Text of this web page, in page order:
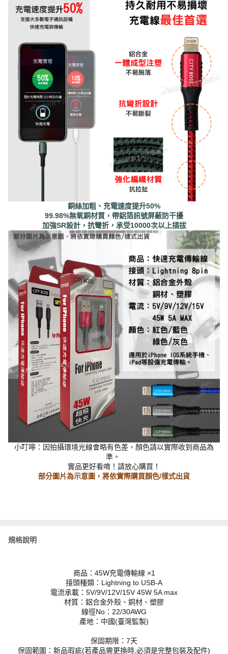
銅絲加粗、充電速度提升50%
99.98%無氧銅材質，帶鋁箔訊號屏蔽防干擾
加強SR設計，抗彎折，承受10000次以上插拔
小叮嚀：因拍攝環境光線會略有色差，顏色請以實際收到商品為
準。
實品更好看唷！請放心購買！
部分圖片為示意圖，將依實際購買顏色/樣式出貨
規格說明
商品：45W充電傳輸線 ×1
接頭種類：Lightning to USB-A
電流承載：5V/9V/12V/15V 45W 5A max
材質：鋁合金外殼、銅材、塑膠
線徑No：22/30AWG
產地：中國(臺灣監製)
保固期限：7天
保固範圍：新品瑕疵(若產品需更換時,必須是完整包裝及配件)